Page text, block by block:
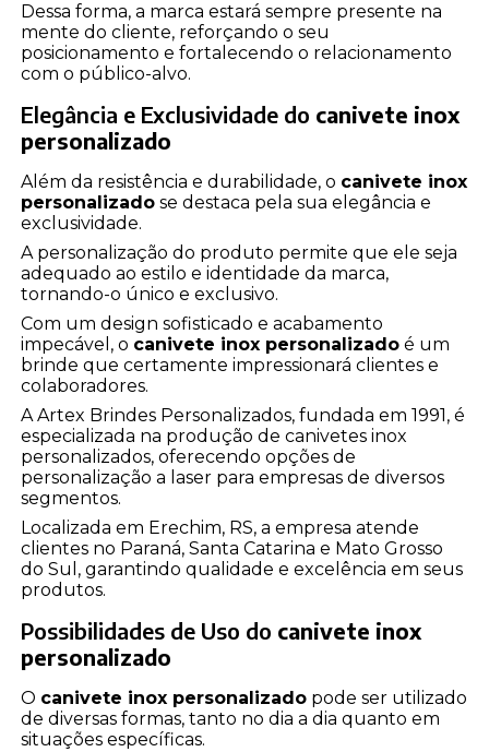
Dessa forma, a marca estará sempre presente na
mente do cliente, reforçando o seu
posicionamento e fortalecendo o relacionamento
com o público-alvo.
Elegância e Exclusividade do canivete inox
personalizado
Além da resistência e durabilidade, o canivete inox
personalizado se destaca pela sua elegância e
exclusividade.
A personalização do produto permite que ele seja
adequado ao estilo e identidade da marca,
tornando-o único e exclusivo.
Com um design sofisticado e acabamento
impecável, o canivete inox personalizado é um
brinde que certamente impressionará clientes e
colaboradores.
A Artex Brindes Personalizados, fundada em 1991, é
especializada na produção de canivetes inox
personalizados, oferecendo opções de
personalização a laser para empresas de diversos
segmentos.
Localizada em Erechim, RS, a empresa atende
clientes no Paraná, Santa Catarina e Mato Grosso
do Sul, garantindo qualidade e excelência em seus
produtos.
Possibilidades de Uso do canivete inox
personalizado
O canivete inox personalizado pode ser utilizado
de diversas formas, tanto no dia a dia quanto em
situações específicas.